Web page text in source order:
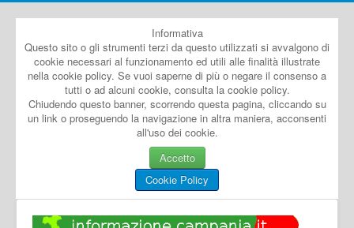
Informativa
Questo sito o gli strumenti terzi da questo utilizzati si avvalgono di
cookie necessari al funzionamento ed utili alle finalità illustrate
nella cookie policy. Se vuoi saperne di più o negare il consenso a
tutti o ad alcuni cookie, consulta la cookie policy.
Chiudendo questo banner, scorrendo questa pagina, cliccando su
un link o proseguendo la navigazione in altra maniera, acconsenti
all'uso dei cookie.
Accetto
Cookie Policy